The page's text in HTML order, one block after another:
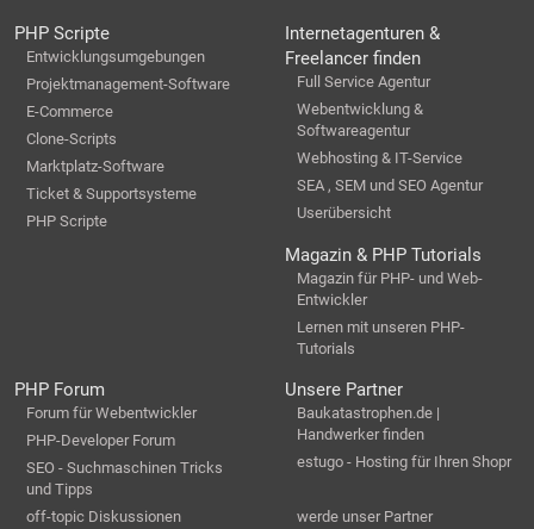
PHP Scripte
Entwicklungsumgebungen
Projektmanagement-Software
E-Commerce
Clone-Scripts
Marktplatz-Software
Ticket & Supportsysteme
PHP Scripte
Internetagenturen &
Freelancer finden
Full Service Agentur
Webentwicklung &
Softwareagentur
Webhosting & IT-Service
SEA , SEM und SEO Agentur
Userübersicht
Magazin & PHP Tutorials
Magazin für PHP- und Web-
Entwickler
Lernen mit unseren PHP-
Tutorials
PHP Forum
Forum für Webentwickler
PHP-Developer Forum
SEO - Suchmaschinen Tricks
und Tipps
off-topic Diskussionen
Unsere Partner
Baukatastrophen.de |
Handwerker finden
estugo - Hosting für Ihren Shopr
werde unser Partner